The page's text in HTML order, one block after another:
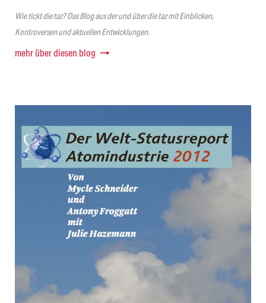
Wie tickt die taz? Das Blog aus der und über die taz mit Einblicken,
Kontroversen und aktuellen Entwicklungen.
mehr über diesen blog